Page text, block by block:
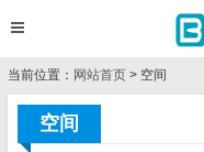
当前位置： 网站首页 > 空间
空间